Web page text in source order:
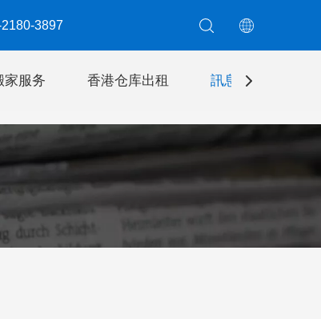
3897​​​​​​​
家服务 香港仓库出租 訊息